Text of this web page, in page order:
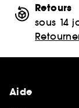
Retours
sous 14
Aide